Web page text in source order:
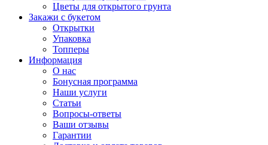
Цветы для открытого грунта
Закажи с букетом
Открытки
Упаковка
Топперы
Информация
О нас
Бонусная программа
Наши услуги
Статьи
Вопросы-ответы
Ваши отзывы
Гарантии